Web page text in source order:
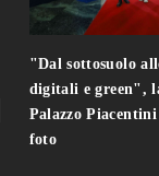
"Dal sottosuolo
digitali e green",
Palazzo
foto